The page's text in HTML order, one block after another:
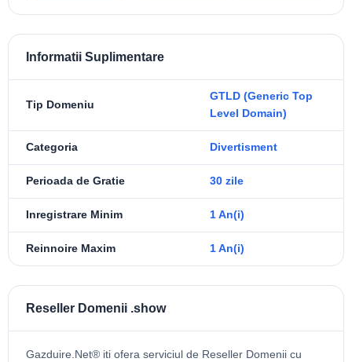
Informatii Suplimentare
Tip Domeniu
GTLD (Generic Top
Level Domain)
Categoria Divertisment
Perioada de Gratie 30 zile
Inregistrare Minim 1 An(i)
Reinnoire Maxim 1 An(i)
Reseller Domenii .show
Gazduire.Net® iti ofera serviciul de Reseller Domenii cu